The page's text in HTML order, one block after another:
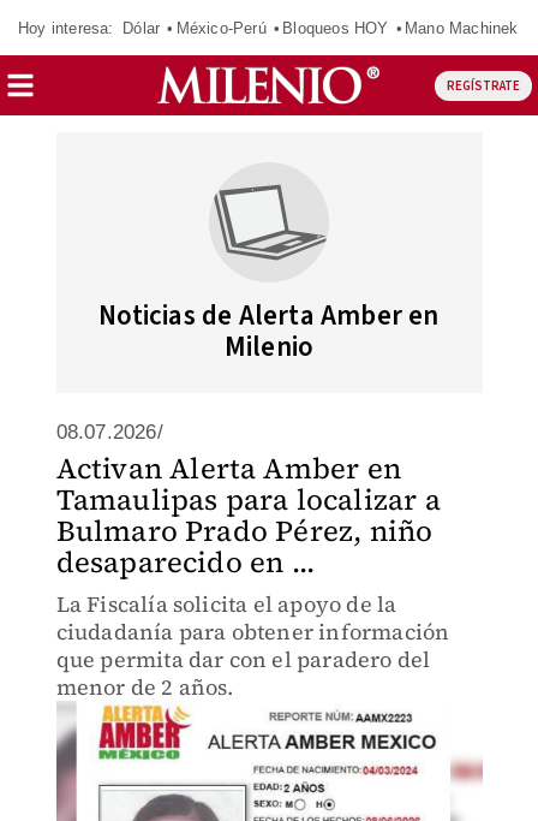
Hoy interesa: Dólar México-Perú Bloqueos HOY Mano Machinek
REGÍSTRATE
Noticias de Alerta Amber en
Milenio
08.07.2026/
Activan Alerta Amber en
Tamaulipas para localizar a
Bulmaro Prado Pérez, niño
desaparecido en ...
La Fiscalía solicita el apoyo de la
ciudadanía para obtener información
que permita dar con el paradero del
menor de 2 años.